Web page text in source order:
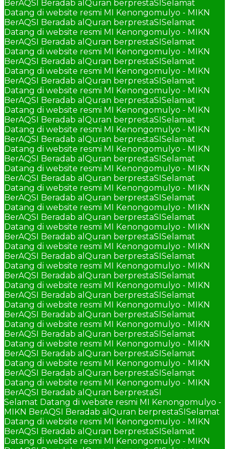
BerAQSI Beradab alQuran berprestaSISelamat
Datang di website resmi MI Kenongomulyo - MIKN
BerAQSI Beradab alQuran berprestaSISelamat
Datang di website resmi MI Kenongomulyo - MIKN
BerAQSI Beradab alQuran berprestaSISelamat
Datang di website resmi MI Kenongomulyo - MIKN
BerAQSI Beradab alQuran berprestaSISelamat
Datang di website resmi MI Kenongomulyo - MIKN
BerAQSI Beradab alQuran berprestaSISelamat
Datang di website resmi MI Kenongomulyo - MIKN
BerAQSI Beradab alQuran berprestaSISelamat
Datang di website resmi MI Kenongomulyo - MIKN
BerAQSI Beradab alQuran berprestaSISelamat
Datang di website resmi MI Kenongomulyo - MIKN
BerAQSI Beradab alQuran berprestaSISelamat
Datang di website resmi MI Kenongomulyo - MIKN
BerAQSI Beradab alQuran berprestaSISelamat
Datang di website resmi MI Kenongomulyo - MIKN
BerAQSI Beradab alQuran berprestaSISelamat
Datang di website resmi MI Kenongomulyo - MIKN
BerAQSI Beradab alQuran berprestaSISelamat
Datang di website resmi MI Kenongomulyo - MIKN
BerAQSI Beradab alQuran berprestaSISelamat
Datang di website resmi MI Kenongomulyo - MIKN
BerAQSI Beradab alQuran berprestaSISelamat
Datang di website resmi MI Kenongomulyo - MIKN
BerAQSI Beradab alQuran berprestaSISelamat
Datang di website resmi MI Kenongomulyo - MIKN
BerAQSI Beradab alQuran berprestaSISelamat
Datang di website resmi MI Kenongomulyo - MIKN
BerAQSI Beradab alQuran berprestaSISelamat
Datang di website resmi MI Kenongomulyo - MIKN
BerAQSI Beradab alQuran berprestaSISelamat
Datang di website resmi MI Kenongomulyo - MIKN
BerAQSI Beradab alQuran berprestaSISelamat
Datang di website resmi MI Kenongomulyo - MIKN
BerAQSI Beradab alQuran berprestaSISelamat
Datang di website resmi MI Kenongomulyo - MIKN
BerAQSI Beradab alQuran berprestaSISelamat
Datang di website resmi MI Kenongomulyo - MIKN
BerAQSI Beradab alQuran berprestaSI
Selamat Datang di website resmi MI Kenongomulyo -
MIKN BerAQSI Beradab alQuran berprestaSISelamat
Datang di website resmi MI Kenongomulyo - MIKN
BerAQSI Beradab alQuran berprestaSISelamat
Datang di website resmi MI Kenongomulyo - MIKN